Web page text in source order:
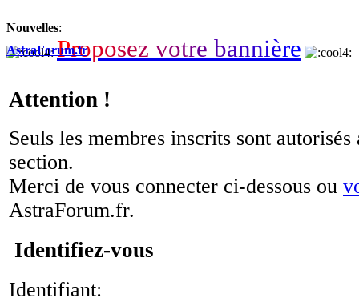
Nouvelles:
Proposez votre bannière
AstraForum.fr
Attention !
Seuls les membres inscrits sont autorisés
section.
Merci de vous connecter ci-dessous ou
AstraForum.fr.
Identifiez-vous
Identifiant: